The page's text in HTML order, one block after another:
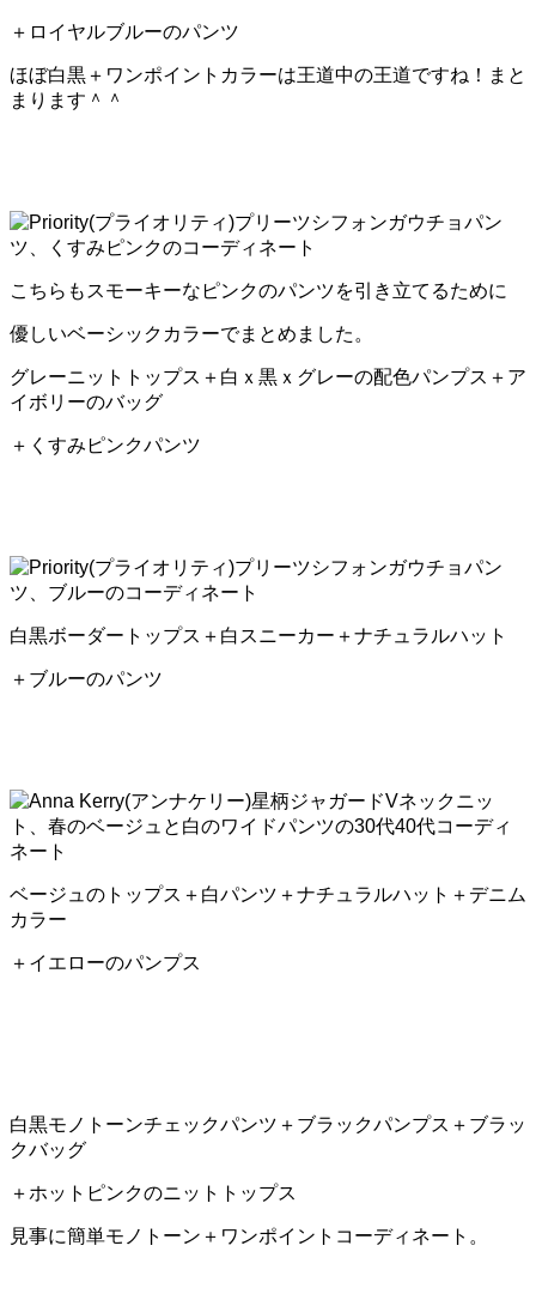
＋ロイヤルブルーのパンツ
ほぼ白黒＋ワンポイントカラーは王道中の王道ですね！まと
まります＾＾
こちらもスモーキーなピンクのパンツを引き立てるために
優しいベーシックカラーでまとめました。
グレーニットトップス＋白ｘ黒ｘグレーの配色パンプス＋ア
イボリーのバッグ
＋くすみピンクパンツ
白黒ボーダートップス＋白スニーカー＋ナチュラルハット
＋ブルーのパンツ
ベージュのトップス＋白パンツ＋ナチュラルハット＋デニム
カラー
＋イエローのパンプス
白黒モノトーンチェックパンツ＋ブラックパンプス＋ブラッ
クバッグ
＋ホットピンクのニットトップス
見事に簡単モノトーン＋ワンポイントコーディネート。